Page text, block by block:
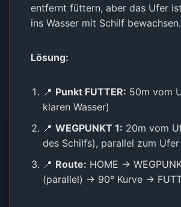
entfernt füttern, aber das Ufer
ins Wasser mit Schilf bewachsen.
Lösung:
📍 Punkt FUTTER: 50m vom
klaren Wasser)
📍WEGPUNKT 1: 20m vom
des Schilfs), parallel zum Ufer
📍 Route: HOME →
(parallel) → 90° Kurve →